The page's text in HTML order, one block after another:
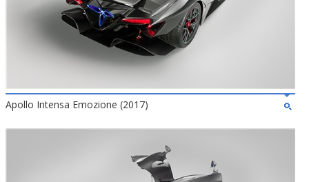
Apollo Intensa Emozione (2017)